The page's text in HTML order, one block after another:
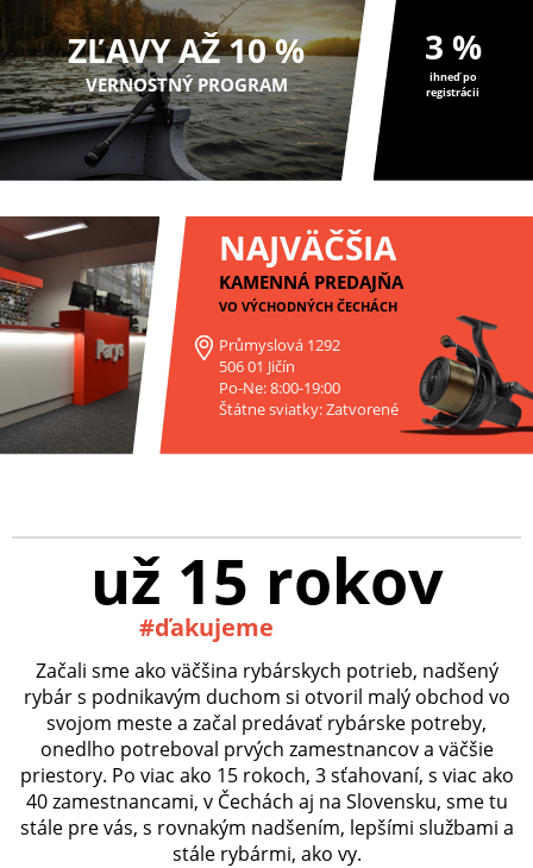
ZĽAVY AŽ 10 %
VERNOSTNÝ PROGRAM
3 %
ihneď po
registrácii
NAJVÄČŠIA
KAMENNÁ PREDAJŇA
VO VÝCHODNÝCH ČECHÁCH
Průmyslová 1292
506 01 Jičín
Po-Ne: 8:00-19:00
Štátne sviatky: Zatvorené
už 15 rokov
#ďakujeme
Začali sme ako väčšina rybárskych potrieb, nadšený
rybár s podnikavým duchom si otvoril malý obchod vo
svojom meste a začal predávať rybárske potreby,
onedlho potreboval prvých zamestnancov a väčšie
priestory. Po viac ako 15 rokoch, 3 sťahovaní, s viac ako
40 zamestnancami, v Čechách aj na Slovensku, sme tu
stále pre vás, s rovnakým nadšením, lepšími službami a
stále rybármi, ako vy.